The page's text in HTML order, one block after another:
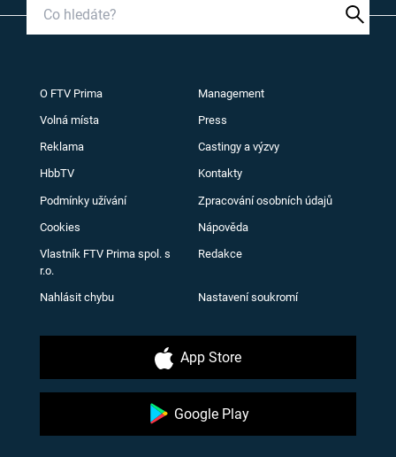
O FTV Prima Management
Volná místa Press
Reklama Castingy a výzvy
HbbTV Kontakty
Podmínky užívání Zpracování osobních údajů
Cookies Nápověda
Vlastník FTV Prima spol. s
r.o.
Redakce
Nahlásit chybu Nastavení soukromí
App Store
Google Play